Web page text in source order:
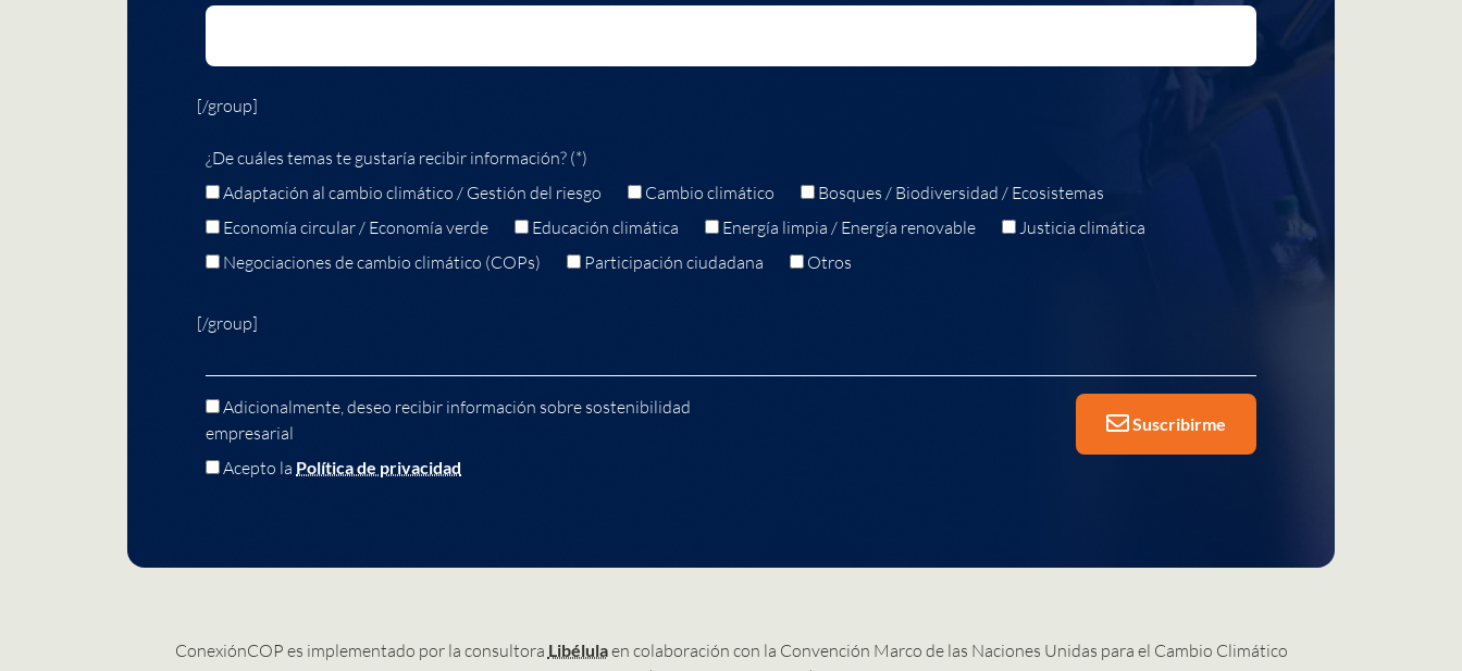
[/group]
¿De cuáles temas te gustaría recibir información? (*)
Adaptación al cambio climático / Gestión del riesgo
Cambio climático
Bosques / Biodiversidad / Ecosistemas
Economía circular / Economía verde
Educación climática Energía limpia / Energía renovable
Justicia climática
Negociaciones de cambio climático (COPs)
Participación ciudadana Otros
[/group]
Adicionalmente, deseo recibir información sobre sostenibilidad
empresarial
Acepto la Política de privacidad
Suscribirme
ConexiónCOP es implementado por la consultora Libélulaen colaboración con la Convención Marco de las Naciones Unidas para el Cambio Climático